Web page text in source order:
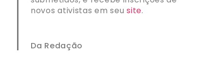
novos ativistas em seusite.
Da Redação